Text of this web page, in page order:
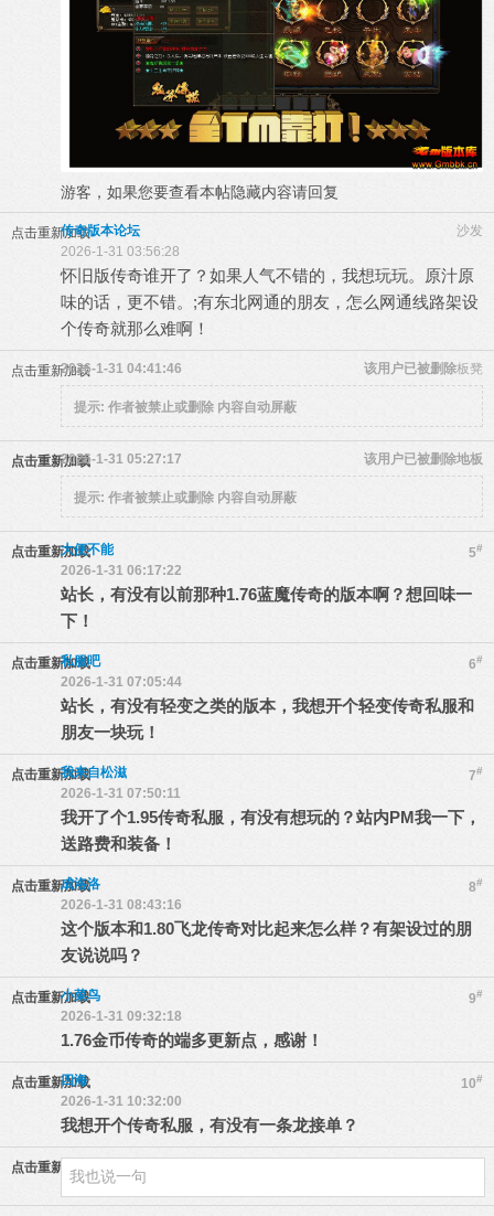
游客，如果您要查看本帖隐藏内容请回复
点击重新加载 沙发
传奇版本论坛
2026-1-31 03:56:28
怀旧版传奇谁开了？如果人气不错的，我想玩玩。原汁原
味的话，更不错。;有东北网通的朋友，怎么网通线路架设
个传奇就那么难啊！
点击重新加载 板凳
该用户已被删除
2026-1-31 04:41:46
提示: 作者被禁止或删除 内容自动屏蔽
点击重新加载 地板
该用户已被删除
2026-1-31 05:27:17
提示: 作者被禁止或删除 内容自动屏蔽
点击重新加载 5#
大便不能
2026-1-31 06:17:22
站长，有没有以前那种1.76蓝魔传奇的版本啊？想回味一
下！
点击重新加载 6#
私服吧
2026-1-31 07:05:44
站长，有没有轻变之类的版本，我想开个轻变传奇私服和
朋友一块玩！
点击重新加载 7#
我来自松滋
2026-1-31 07:50:11
我开了个1.95传奇私服，有没有想玩的？站内PM我一下，
送路费和装备！
点击重新加载 8#
成洛洛
2026-1-31 08:43:16
这个版本和1.80飞龙传奇对比起来怎么样？有架设过的朋
友说说吗？
点击重新加载 9#
小菜鸟
2026-1-31 09:32:18
1.76金币传奇的端多更新点，感谢！
点击重新加载 10#
四海
2026-1-31 10:32:00
我想开个传奇私服，有没有一条龙接单？
点击重新加载